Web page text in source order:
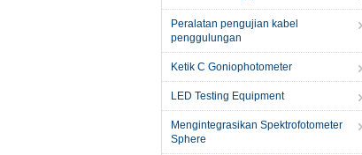
Peralatan pengujian kabel
penggulungan
Ketik C Goniophotometer
LED Testing Equipment
Mengintegrasikan Spektrofotometer
Sphere